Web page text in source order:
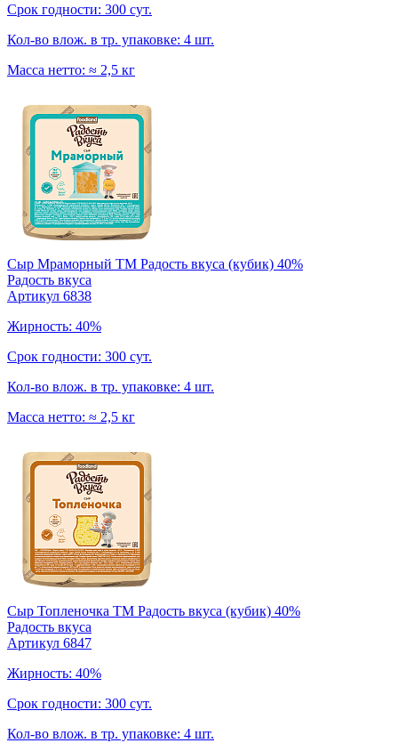
Срок годности: 300 сут.
Кол-во влож. в тр. упаковке: 4 шт.
Масса нетто: ≈ 2,5 кг
Сыр Мраморный TM Радость вкуса (кубик) 40%
Радость вкуса
Артикул 6838
Жирность: 40%
Срок годности: 300 сут.
Кол-во влож. в тр. упаковке: 4 шт.
Масса нетто: ≈ 2,5 кг
Сыр Топленочка TM Радость вкуса (кубик) 40%
Радость вкуса
Артикул 6847
Жирность: 40%
Срок годности: 300 сут.
Кол-во влож. в тр. упаковке: 4 шт.